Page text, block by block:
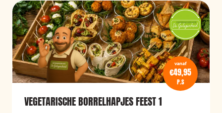
vanaf
€49,95
P.S
VEGETARISCHE BORRELHAPJES FEEST 1